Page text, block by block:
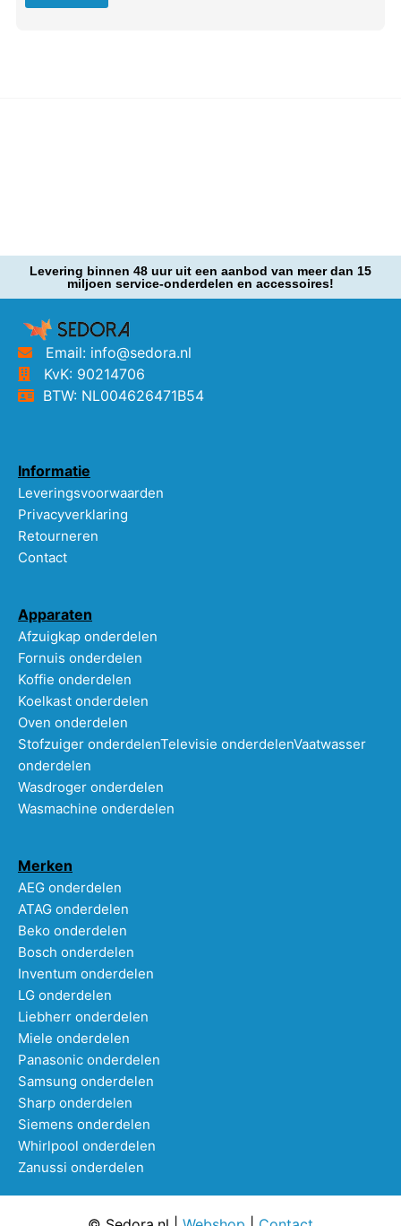
Levering binnen 48 uur uit een aanbod van meer dan 15
miljoen service-onderdelen en accessoires!
Email: info@sedora.nl
KvK: 90214706
BTW: NL004626471B54
Informatie
Leveringsvoorwaarden
Privacyverklaring
Retourneren
Contact
Apparaten
Afzuigkap onderdelen
Fornuis onderdelen
Koffie onderdelen
Koelkast onderdelen
Oven onderdelen
Stofzuiger onderdelenTelevisie onderdelenVaatwasser
onderdelen
Wasdroger onderdelen
Wasmachine onderdelen
Merken
AEG onderdelen
ATAG onderdelen
Beko onderdelen
Bosch onderdelen
Inventum onderdelen
LG onderdelen
Liebherr onderdelen
Miele onderdelen
Panasonic onderdelen
Samsung onderdelen
Sharp onderdelen
Siemens onderdelen
Whirlpool onderdelen
Zanussi onderdelen